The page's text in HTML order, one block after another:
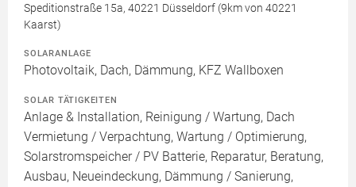
Speditionstraße 15a, 40221 Düsseldorf (9km von 40221
Kaarst)
SOLARANLAGE
Photovoltaik, Dach, Dämmung, KFZ Wallboxen
SOLAR TÄTIGKEITEN
Anlage & Installation, Reinigung / Wartung, Dach
Vermietung / Verpachtung, Wartung / Optimierung,
Solarstromspeicher / PV Batterie, Reparatur, Beratung,
Ausbau, Neueindeckung, Dämmung / Sanierung,